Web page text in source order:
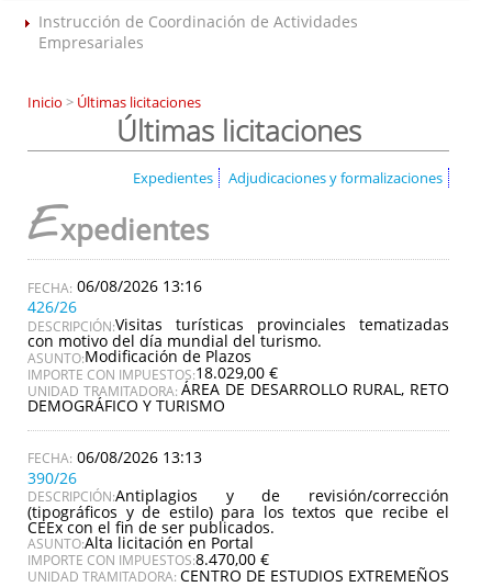
Instrucción de Coordinación de Actividades
Empresariales
Inicio > Últimas licitaciones
Últimas licitaciones
Expedientes Adjudicaciones y formalizaciones
Expedientes
06/08/2026 13:16
426/26
DESCRIPCIÓN:Visitas turísticas provinciales tematizadas
con motivo del día mundial del turismo.
ASUNTO:Modificación de Plazos
IMPORTE CON IMPUESTOS:18.029,00 €
UNIDAD TRAMITADORA:ÁREA DE DESARROLLO RURAL, RETO
DEMOGRÁFICO Y TURISMO
06/08/2026 13:13
390/26
DESCRIPCIÓN:Antiplagios y de revisión/corrección
(tipográficos y de estilo) para los textos que recibe el
CEEx con el fin de ser publicados.
ASUNTO:Alta licitación en Portal
IMPORTE CON IMPUESTOS:8.470,00 €
UNIDAD TRAMITADORA: CENTRO DE ESTUDIOS EXTREMEÑOS